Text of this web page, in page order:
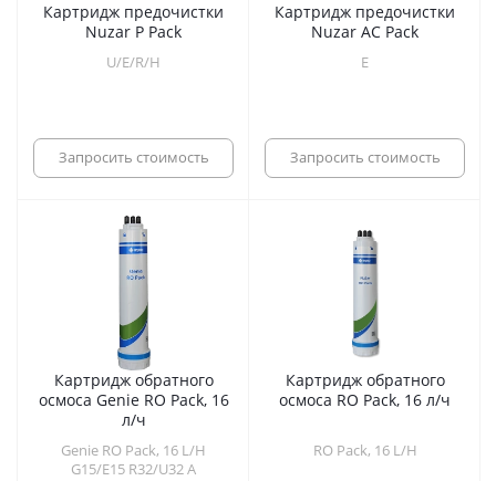
Картридж предочистки
Nuzar P Pack
U/E/R/H
Запросить стоимость
Картридж предочистки
Nuzar AC Pack
E
Запросить стоимость
Картридж обратного
осмоса Genie RO Pack, 16
л/ч
Genie RO Pack, 16 L/H
G15/E15 R32/U32 A
Картридж обратного
осмоса RO Pack, 16 л/ч
RO Pack, 16 L/H